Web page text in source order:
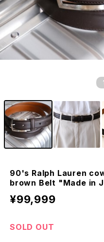
90's Ralph Lauren
brown Belt "Made in
¥99,999
SOLD OUT